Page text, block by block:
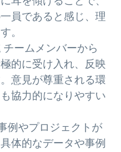
員であると感じ、理
。
チームメンバーから
的に受け入れ、反映
意見が尊重される環
協力的になりやすい
例やプロジェクトが
体的なデータや事例